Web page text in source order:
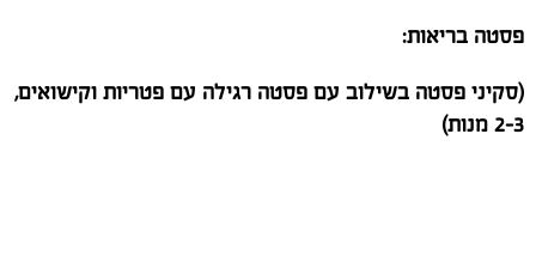
פסטה בריאות:
(סקיני פסטה בשילוב עם פסטה רגילה עם פטריות וקישואים,
2-3 מנות)